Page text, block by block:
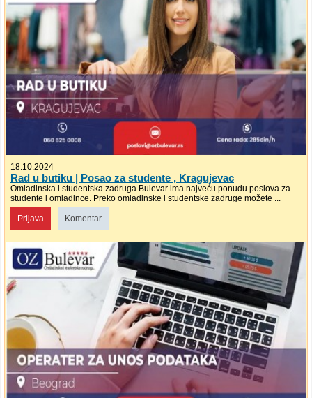
18.10.2024
Rad u butiku | Posao za studente , Kragujevac
Omladinska i studentska zadruga Bulevar ima najveću ponudu poslova za
studente i omladince. Preko omladinske i studentske zadruge možete ...
Prijava Komentar